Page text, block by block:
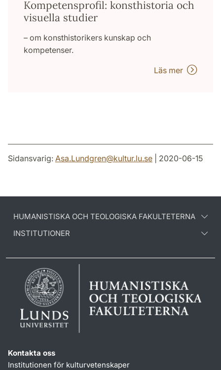
Kompetensprofil: konsthistoria och
visuella studier
– om konsthistorikers kunskap och
kompetenser.
Läs mer
Sidansvarig: Asa.Lundgren@kultur.lu.se | 2020-06-15
HUMANISTISKA OCH TEOLOGISKA FAKULTETERNA
INSTITUTIONER
Kontakta oss
Institutionen för kulturvetenskaper